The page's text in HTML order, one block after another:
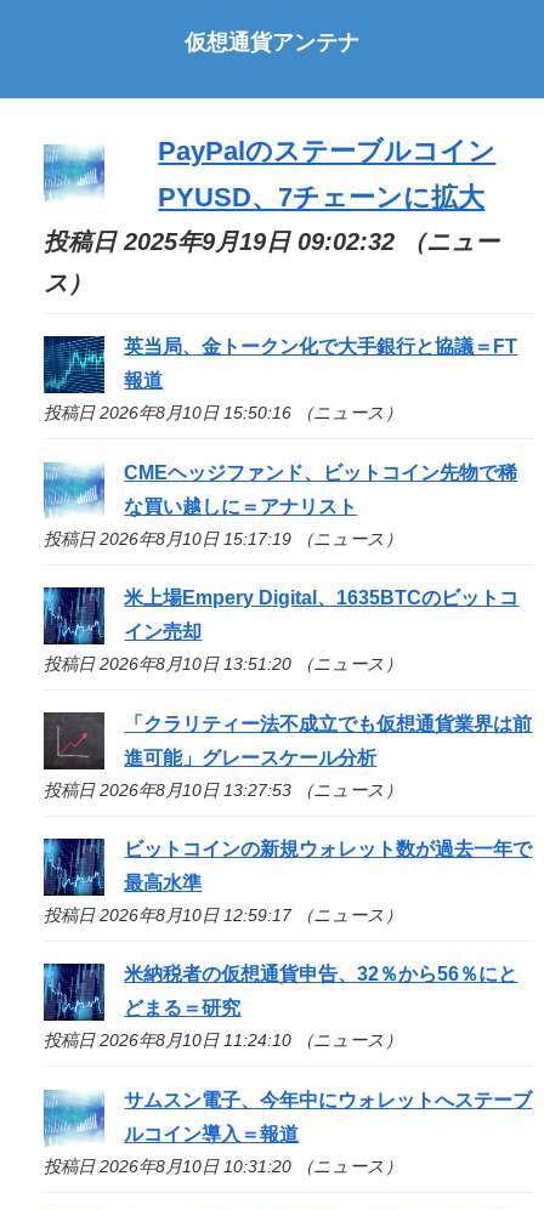
仮想通貨アンテナ
PayPalのステーブルコイン
PYUSD、7チェーンに拡大
投稿日 2025年9月19日 09:02:32 （ニュー
ス）
英当局、金トークン化で大手銀行と協議＝FT
報道
投稿日 2026年8月10日 15:50:16 （ニュース）
CMEヘッジファンド、ビットコイン先物で稀
な買い越しに＝アナリスト
投稿日 2026年8月10日 15:17:19 （ニュース）
米上場Empery Digital、1635BTCのビットコ
イン売却
投稿日 2026年8月10日 13:51:20 （ニュース）
「クラリティー法不成立でも仮想通貨業界は前
進可能」グレースケール分析
投稿日 2026年8月10日 13:27:53 （ニュース）
ビットコインの新規ウォレット数が過去一年で
最高水準
投稿日 2026年8月10日 12:59:17 （ニュース）
米納税者の仮想通貨申告、32％から56％にと
どまる＝研究
投稿日 2026年8月10日 11:24:10 （ニュース）
サムスン電子、今年中にウォレットへステーブ
ルコイン導入＝報道
投稿日 2026年8月10日 10:31:20 （ニュース）